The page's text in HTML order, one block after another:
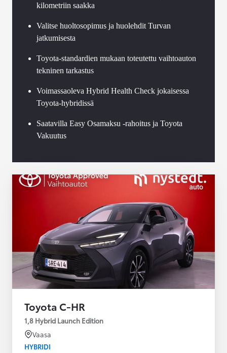
kilometriin saakka
Valitse huoltosopimus ja huolehdit Turvan
jatkumisesta
Toyota-standardien mukaan toteutettu vaihtoauton
tekninen tarkastus
Voimassaoleva Hybrid Health Check jokaisessa
Toyota-hybridissä
Saatavilla Easy Osamaksu -rahoitus ja Toyota
Vakuutus
Toyota C-HR
1,8 Hybrid Launch Edition
Vaasa
HYBRIDI